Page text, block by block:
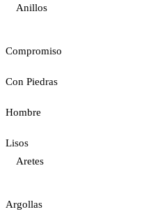
Anillos
Compromiso
Con Piedras
Hombre
Lisos
Aretes
Argollas